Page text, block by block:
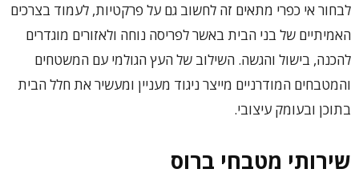
לבחור אי כפרי מתאים זה לחשוב גם על פרקטיות, לעמוד בצרכים
האמיתיים של בני הבית באשר לפריסה נוחה ולאזורים מוגדרים
להכנה, בישול והגשה. השילוב של העץ הגולמי עם המשטחים
והמטבחים המודרניים מייצר ניגוד מעניין ומעשיר את חלל הבית
בתוכן ובעומק עיצובי.
שירותי מטבחי ברוס